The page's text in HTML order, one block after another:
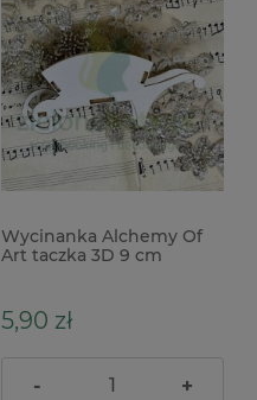
Wycinanka Alchemy Of
Art taczka 3D 9 cm
5,90 zł
- +